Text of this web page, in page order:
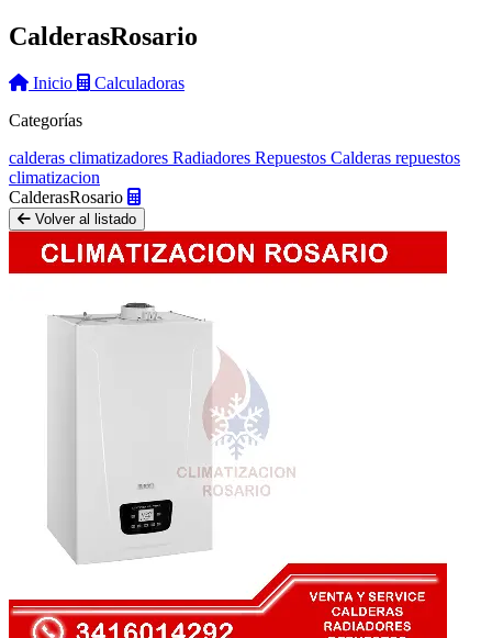
CalderasRosario
Inicio
Calculadoras
Categorías
calderas climatizadores Radiadores Repuestos Calderas repuestos
climatizacion
CalderasRosario
Volver al listado